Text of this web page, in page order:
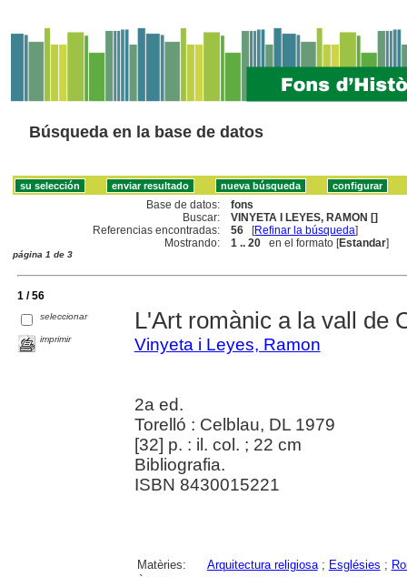
Búsqueda en la base de datos
Base de datos:
fons
Buscar:
VINYETA I LEYES, RAMON []
Referencias encontradas:
56 [Refinar la búsqueda]
Mostrando:
1 .. 20 en el formato [Estandar]
página 1 de 3
1 / 56
seleccionar
imprimir
L'Art romànic a la vall de
Vinyeta i Leyes, Ramon
2a ed.
Torelló : Celblau, DL 1979
[32] p. : il. col. ; 22 cm
Bibliografia.
ISBN 8430015221
Matèries: Arquitectura religiosa; Esglésies ;